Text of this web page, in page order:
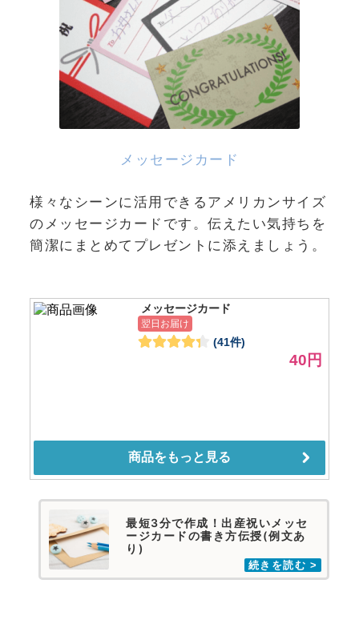
メッセージカード
様々なシーンに活用できるアメリカンサイズ
のメッセージカードです。伝えたい気持ちを
簡潔にまとめてプレゼントに添えましょう。
最短3分で作成！出産祝いメッセ
ージカードの書き方伝授(例文あ
り)